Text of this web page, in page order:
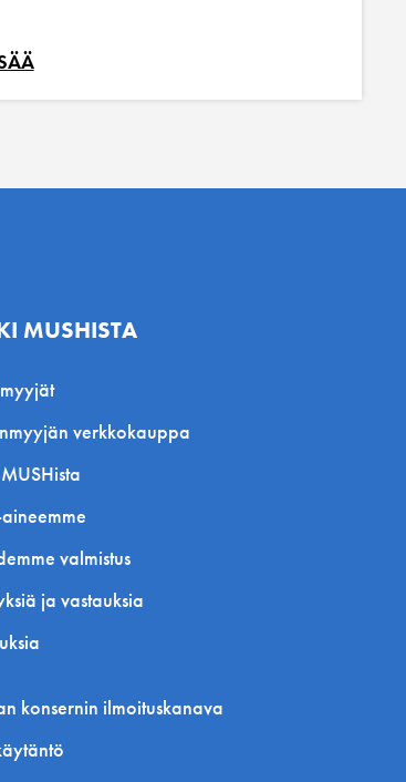
MUSHISTA
verkkokauppa
valmistus
ja vastauksia
konsernin ilmoituskanava